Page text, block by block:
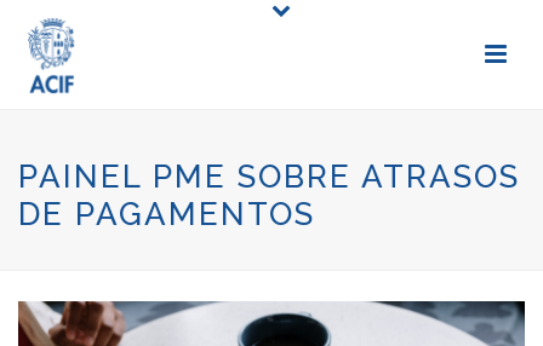
PAINEL PME SOBRE ATRASOS
DE PAGAMENTOS